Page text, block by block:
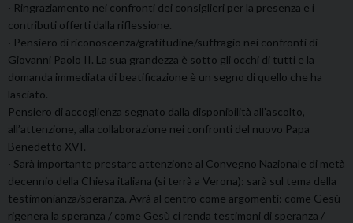
· Ringraziamento nei confronti dei consiglieri per la presenza e i
contributi offerti dalla riflessione.
· Pensiero di riconoscenza/gratitudine/suffragio nei confronti di
Giovanni Paolo II. La sua grandezza è sotto gli occhi di tutti e la
domanda immediata di beatificazione è un segno di quello che ha
lasciato.
Pensiero di accoglienza segnato dalla disponibilità all’ascolto,
all’attenzione, alla collaborazione nei confronti del nuovo Papa
Benedetto XVI.
· Sarà importante prestare attenzione al Convegno Nazionale di metà
decennio della Chiesa italiana (si terrà a Verona): sarà sul tema della
testimonianza/speranza. Avrà al centro come argomenti: come Gesù
rigenera la speranza / come Gesù ci renda testimoni di speranza /